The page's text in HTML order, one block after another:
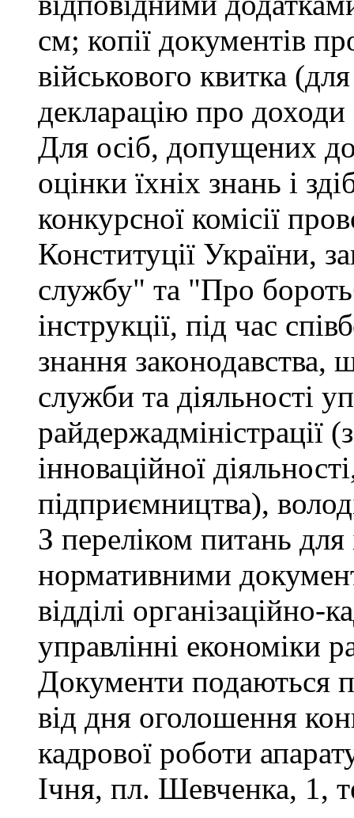
см; копії документів
військового квитка
декларацію про доходи
Для осіб, допущених
оцінки їхніх знань і
конкурсної комісії
Конституції України,
службу" та "Про
інструкції, під час
знання законодавства,
служби та діяльності
райдержадміністрації
інноваційної
підприємництва),
З переліком питань
нормативними
відділі організаційно-
управлінні економіки
Документи подаються
від дня оголошення
кадрової роботи
Ічня, пл. Шевченка, 1,